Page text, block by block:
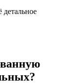
детальное